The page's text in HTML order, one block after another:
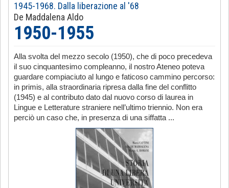
1945-1968. Dalla liberazione al '68
De Maddalena Aldo
1950-1955
Alla svolta del mezzo secolo (1950), che di poco precedeva
il suo cinquantesimo compleanno, il nostro Ateneo poteva
guardare compiaciuto al lungo e faticoso cammino percorso:
in primis, alla straordinaria ripresa dalla fine del conflitto
(1945) e al contributo dato dal nuovo corso di laurea in
Lingue e Letterature straniere nell’ultimo triennio. Non era
perciò un caso che, in presenza di una siffatta ...